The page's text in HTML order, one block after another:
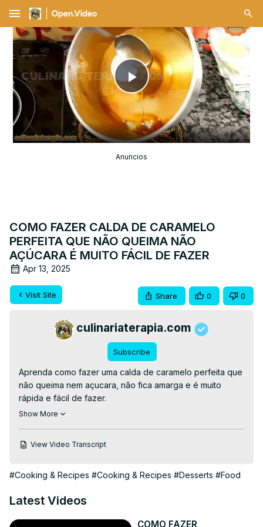
menu
Play
Video
Anuncios
COMO FAZER CALDA DE CARAMELO
PERFEITA QUE NÃO QUEIMA NÃO
AÇÚCARA É MUITO FÁCIL DE FAZER
Apr 13, 2025
Visit Site Share 0 0
culinariaterapia.com
Subscribe
Aprenda como fazer uma calda de caramelo perfeita que
não queima nem açucara, não fica amarga e é muito
rápida e fácil de fazer.
👉RECEITA ESCRITA👉
👉EBOOKS GRÁTIS AQUI
#caramelo #pudim #sobremesa
Show More
View Video Transcript
#Cooking & Recipes #Cooking & Recipes #Desserts #Food
Latest Videos
COMO FAZER